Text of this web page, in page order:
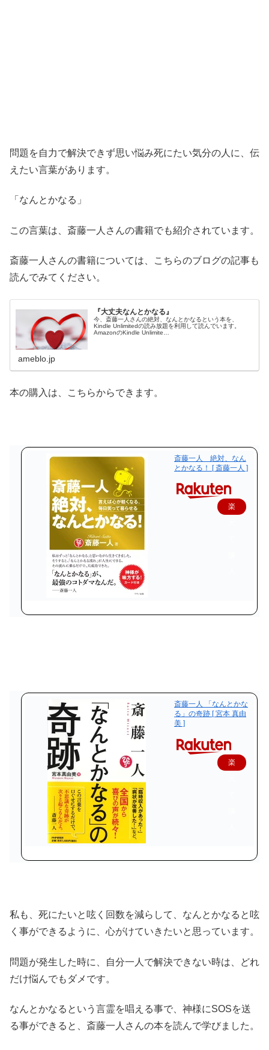
問題を自力で解決できず思い悩み死にたい気分の人に、伝
えたい言葉があります。
「なんとかなる」
この言葉は、斎藤一人さんの書籍でも紹介されています。
斎藤一人さんの書籍については、こちらのブログの記事も
読んでみてください。
『大丈夫なんとかなる』
今、斎藤一人さんの絶対、なんとかなるという本を、
Kindle Unlimitedの読み放題を利用して読んでいます。
AmazonのKindle Unlimite…
ameblo.jp
本の購入は、こちらからできます。
斎藤一人 絶対、なん
とかなる！ [ 斎藤一人 ]
楽
斎藤一人 「なんとかな
る」の奇跡 [ 宮本 真由
美 ]
楽
私も、死にたいと呟く回数を減らして、なんとかなると呟
く事ができるように、心がけていきたいと思っています。
問題が発生した時に、自分一人で解決できない時は、どれ
だけ悩んでもダメです。
なんとかなるという言霊を唱える事で、神様にSOSを送
る事ができると、斎藤一人さんの本を読んで学びました。